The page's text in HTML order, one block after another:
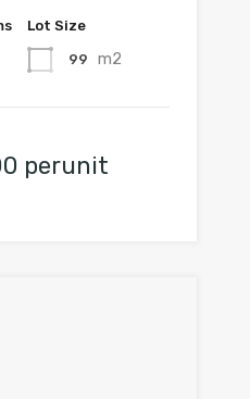
Lot Size
99 m2
perunit